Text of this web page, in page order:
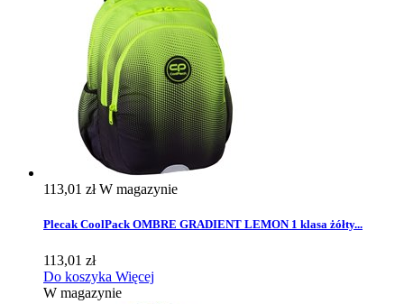
113,01 złW magazynie
Plecak CoolPack OMBRE GRADIENT LEMON 1 klasa żółty...
113,01 zł
Do koszyka Więcej
W magazynie